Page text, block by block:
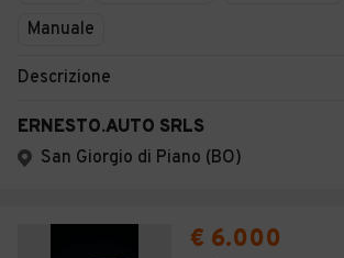
Manuale
Descrizione
ERNESTO.AUTO SRLS
San Giorgio di Piano (BO)
€ 6.000